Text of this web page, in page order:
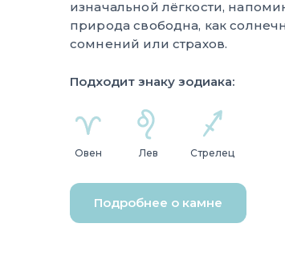
изначальной лёгкости,
природа свободна, как
сомнений или страхов.
Подходит знаку зодиака:
Овен Лев Стрелец
Подробнее о камне